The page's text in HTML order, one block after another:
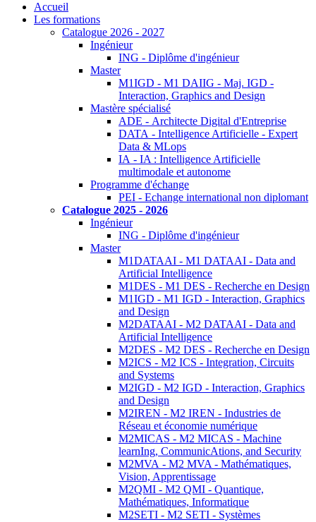
Accueil
Les formations
Catalogue 2026 - 2027
Ingénieur
ING - Diplôme d'ingénieur
Master
M1IGD - M1 DAIIG - Maj. IGD -
Interaction, Graphics and Design
Mastère spécialisé
ADE - Architecte Digital d'Entreprise
DATA - Intelligence Artificielle - Expert
Data & MLops
IA - IA : Intelligence Artificielle
multimodale et autonome
Programme d'échange
PEI - Echange international non diplomant
Catalogue 2025 - 2026
Ingénieur
ING - Diplôme d'ingénieur
Master
M1DATAAI - M1 DATAAI - Data and
Artificial Intelligence
M1DES - M1 DES - Recherche en Design
M1IGD - M1 IGD - Interaction, Graphics
and Design
M2DATAAI - M2 DATAAI - Data and
Artificial Intelligence
M2DES - M2 DES - Recherche en Design
M2ICS - M2 ICS - Integration, Circuits
and Systems
M2IGD - M2 IGD - Interaction, Graphics
and Design
M2IREN - M2 IREN - Industries de
Réseau et économie numérique
M2MICAS - M2 MICAS - Machine
learnIng, CommunicAtions, and Security
M2MVA - M2 MVA - Mathématiques,
Vision, Apprentissage
M2QMI - M2 QMI - Quantique,
Mathématiques, Informatique
M2SETI - M2 SETI - Systèmes